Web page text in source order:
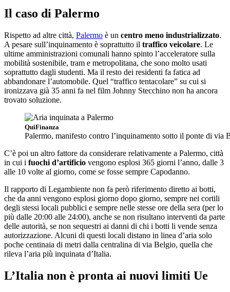
Il caso di Palermo
Rispetto ad altre città, Palermo è un centro meno industrializzato.
A pesare sull’inquinamento è soprattutto il traffico veicolare. Le
ultime amministrazioni comunali hanno spinto l’acceleratore sulla
mobilità sostenibile, tram e metropolitana, che sono molto usati
soprattutto dagli studenti. Ma il resto dei residenti fa fatica ad
abbandonare l’automobile. Quel “traffico tentacolare” su cui si
ironizzava già 35 anni fa nel film Johnny Stecchino non ha ancora
trovato soluzione.
QuiFinanza
Palermo, manifesto contro l’inquinamento sotto il ponte di via
C’è poi un altro fattore da considerare relativamente a Palermo, città
in cui i fuochi d’artificio vengono esplosi 365 giorni l’anno, dalle 3
alle 10 volte al giorno, come se fosse sempre Capodanno.
Il rapporto di Legambiente non fa però riferimento diretto ai botti,
che da anni vengono esplosi giorno dopo giorno, sempre nei cortili
degli stessi locali pubblici e sempre nelle stesse ore della sera (per lo
più dalle 20:00 alle 24:00), anche se non risultano interventi da parte
delle autorità, se non sequestri ai danni di chi i botti li vende senza
autorizzazione. Alcuni di questi locali distano in linea d’aria solo
poche centinaia di metri dalla centralina di via Belgio, quella che
rileva l’aria più inquinata d’Italia.
L’Italia non è pronta ai nuovi limiti Ue